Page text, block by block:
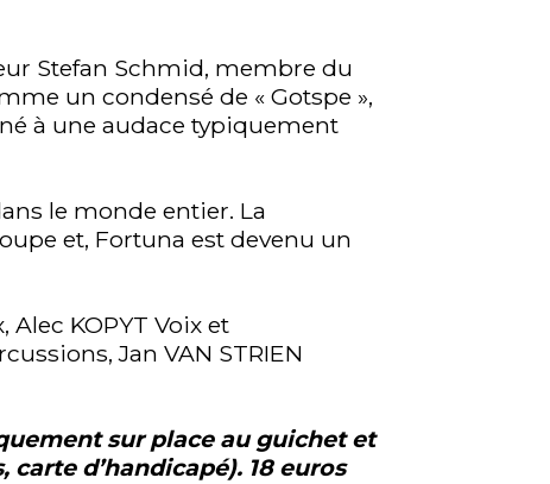
Stefan Schmid, membre du
un condensé de « Gotspe »,
à une audace typiquement
le monde entier. La
et, Fortuna est devenu un
Alec KOPYT Voix et
Jan VAN STRIEN
sur place au guichet et
d’handicapé). 18 euros